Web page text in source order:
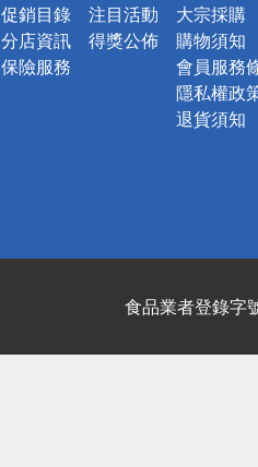
促銷目錄
分店資訊
保險服務
注目活動
得獎公佈
大宗採購
購物須知
會員服務
隱私權政
退貨須知
食品業者登錄字